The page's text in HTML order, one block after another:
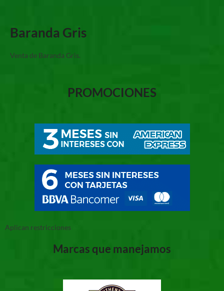
Baranda Gris
Venta de Baranda Gris.
PROMOCIONES
Aplican restricciones
Marcas que manejamos